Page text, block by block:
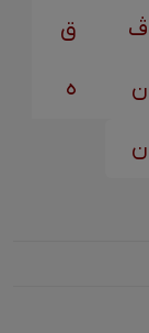
ڤ ق
ن ه